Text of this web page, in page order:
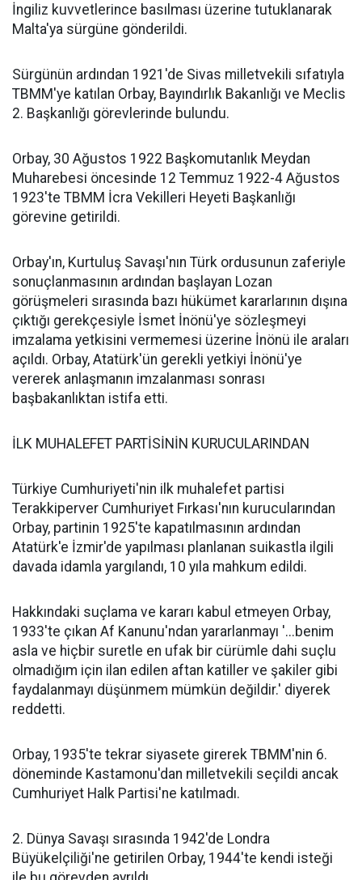
İngiliz kuvvetlerince basılması üzerine tutuklanarak
Malta'ya sürgüne gönderildi.
Sürgünün ardından 1921'de Sivas milletvekili sıfatıyla
TBMM'ye katılan Orbay, Bayındırlık Bakanlığı ve Meclis
2. Başkanlığı görevlerinde bulundu.
Orbay, 30 Ağustos 1922 Başkomutanlık Meydan
Muharebesi öncesinde 12 Temmuz 1922-4 Ağustos
1923'te TBMM İcra Vekilleri Heyeti Başkanlığı
görevine getirildi.
Orbay'ın, Kurtuluş Savaşı'nın Türk ordusunun zaferiyle
sonuçlanmasının ardından başlayan Lozan
görüşmeleri sırasında bazı hükümet kararlarının dışına
çıktığı gerekçesiyle İsmet İnönü'ye sözleşmeyi
imzalama yetkisini vermemesi üzerine İnönü ile araları
açıldı. Orbay, Atatürk'ün gerekli yetkiyi İnönü'ye
vererek anlaşmanın imzalanması sonrası
başbakanlıktan istifa etti.
İLK MUHALEFET PARTİSİNİN KURUCULARINDAN
Türkiye Cumhuriyeti'nin ilk muhalefet partisi
Terakkiperver Cumhuriyet Fırkası'nın kurucularından
Orbay, partinin 1925'te kapatılmasının ardından
Atatürk'e İzmir'de yapılması planlanan suikastla ilgili
davada idamla yargılandı, 10 yıla mahkum edildi.
Hakkındaki suçlama ve kararı kabul etmeyen Orbay,
1933'te çıkan Af Kanunu'ndan yararlanmayı '...benim
asla ve hiçbir suretle en ufak bir cürümle dahi suçlu
olmadığım için ilan edilen aftan katiller ve şakiler gibi
faydalanmayı düşünmem mümkün değildir.' diyerek
reddetti.
Orbay, 1935'te tekrar siyasete girerek TBMM'nin 6.
döneminde Kastamonu'dan milletvekili seçildi ancak
Cumhuriyet Halk Partisi'ne katılmadı.
2. Dünya Savaşı sırasında 1942'de Londra
Büyükelçiliği'ne getirilen Orbay, 1944'te kendi isteği